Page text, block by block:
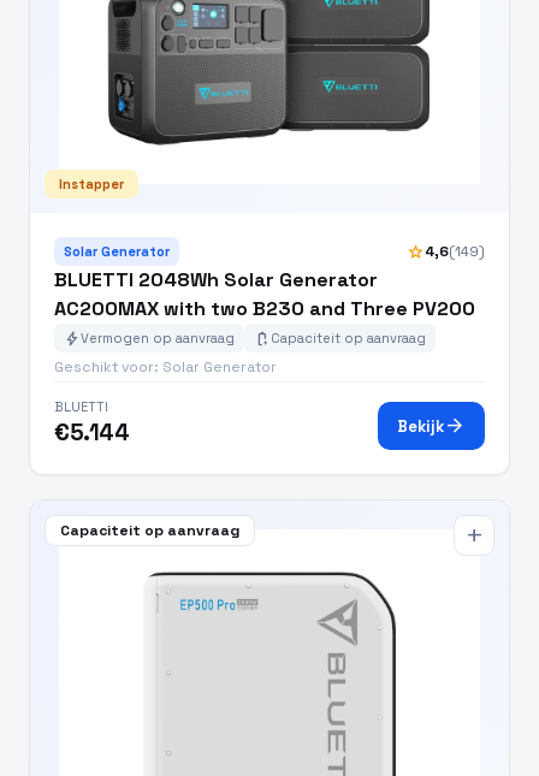
Instapper
Solar Generator star4,6(149)
BLUETTI 2048Wh Solar Generator
AC200MAX with two B230 and Three PV200
boltVermogen op aanvraag battery_charging_full Capaciteit op aanvraag
Geschikt voor: Solar Generator
BLUETTI
€5.144 Bekijkarrow_forward
Capaciteit op aanvraag add